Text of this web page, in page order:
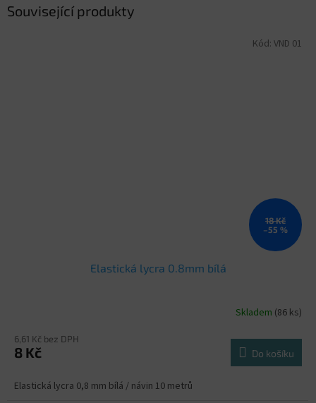
Související produkty
18 Kč
–55 %
Elastická lycra 0.8mm bílá
Skladem (86 ks)
6,61 Kč bez DPH
8 Kč Do košíku
Elastická lycra 0,8 mm bílá / návin 10 metrů
Kód: VND 01